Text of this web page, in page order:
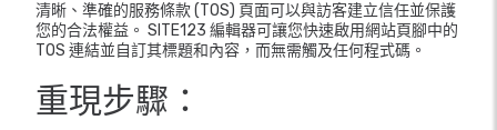
清晰、準確的服務條款 (TOS) 頁面可以與訪客建立信任並保護
您的合法權益。 SITE123 編輯器可讓您快速啟用網站頁腳中的
TOS 連結並自訂其標題和內容，而無需觸及任何程式碼。
重現步驟：